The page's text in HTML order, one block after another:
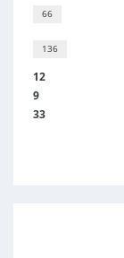
66
136
12
9
33